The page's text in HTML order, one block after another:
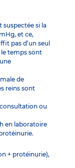
suspectée si la
et ce,
pas d’un seul
le temps sont
de
reins sont
ou
en laboratoire
+ protéinurie),